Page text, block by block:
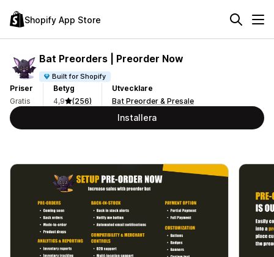
Shopify App Store
Bat Preorders | Preorder Now
Built for Shopify
Priser
Gratis
Betyg
4,9
(256)
Utvecklare
Bat Preorder & Presale
Installera